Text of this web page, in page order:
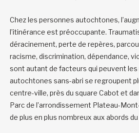
Chez les personnes autochtones,
l’itinérance est préoccupante.
déracinement, perte de repères,
racisme, discrimination, dépendance,
sont autant de facteurs qui peuvent les
autochtones sans-abri se regroupent
centre-ville, près du square Cabot et
Parc de l’arrondissement Plateau-
de plus en plus nombreux aux abords